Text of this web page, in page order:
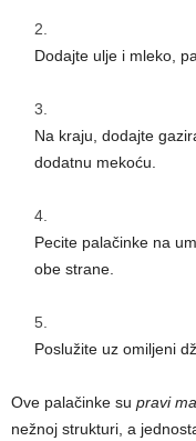
Dodajte ulje i mleko,
Na kraju, dodajte
dodatnu mekoću.
Pecite palačinke na
obe strane.
Poslužite uz omiljeni
Ove palačinke su pravi
nežnoj strukturi, a